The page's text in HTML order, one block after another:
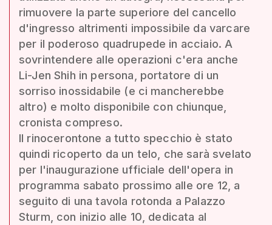
rimuovere la parte superiore del cancello
d'ingresso altrimenti impossibile da varcare
per il poderoso quadrupede in acciaio. A
sovrintendere alle operazioni c'era anche
Li-Jen Shih in persona, portatore di un
sorriso inossidabile (e ci mancherebbe
altro) e molto disponibile con chiunque,
cronista compreso.
Il rinocerontone a tutto specchio è stato
quindi ricoperto da un telo, che sarà svelato
per l'inaugurazione ufficiale dell'opera in
programma sabato prossimo alle ore 12, a
seguito di una tavola rotonda a Palazzo
Sturm, con inizio alle 10, dedicata al